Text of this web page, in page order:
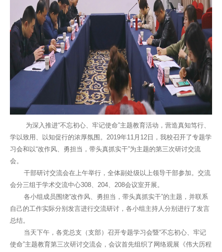
为深入推进“不忘初心、牢记使命”主题教育活动，营造真知笃行、
学以致用、以知促行的浓厚氛围。2019年11月12日，我校召开了专题学
习会和以“改作风、勇担当，带头真抓实干”为主题的第三次研讨交流
会。
干部研讨交流会在上午举行，全体副处级以上领导干部参加。交流
会分三组于学术交流中心308、204、208会议室开展。
各小组成员围绕“改作风、勇担当，带头真抓实干”的主题，并联系
自己的工作实际分别发言进行交流研讨，各小组主持人分别进行了发言
总结。
当天下午，各党总支（支部）召开专题学习会暨“不忘初心、牢记
使命”主题教育第三次研讨交流会，会议首先组织了网络观展《伟大历程